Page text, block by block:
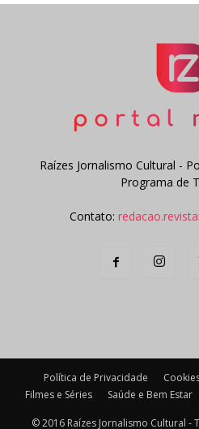
Raízes Jornalismo Cultural -
Programa de
Contato:
Política de Privacidade
Filmes e Séries
Saúde e Bem Estar
© 2016 Raízes Jornalismo Cultural